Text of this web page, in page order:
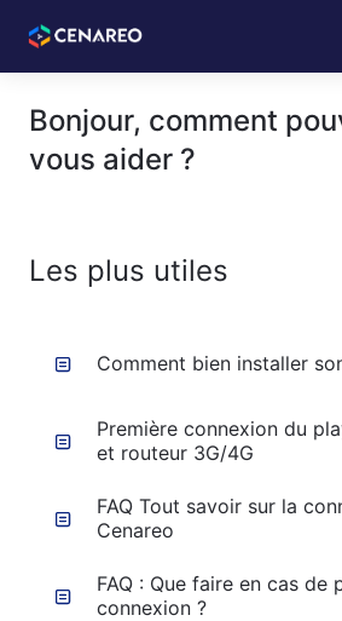
Bonjour, comment
vous aider ?
Les plus utiles
Comment bien installer
Première connexion du
et routeur 3G/4G
FAQ Tout savoir sur la
Cenareo
FAQ : Que faire en cas de
connexion ?